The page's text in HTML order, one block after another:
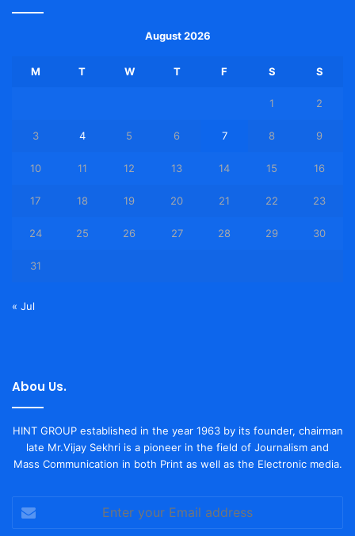
August 2026
M T W T F S S
1 2
3 4 5 6 7 8 9
10 11 12 13 14 15 16
17 18 19 20 21 22 23
24 25 26 27 28 29 30
31
« Jul
Abou Us.
HINT GROUP established in the year 1963 by its founder, chairman
late Mr.Vijay Sekhri is a pioneer in the field of Journalism and
Mass Communication in both Print as well as the Electronic media.
your